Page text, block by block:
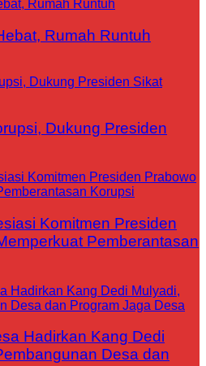
Rumah Runtuh
Dukung Presiden
Komitmen Presiden
Pemberantasan
Hadirkan Kang Dedi
Desa dan